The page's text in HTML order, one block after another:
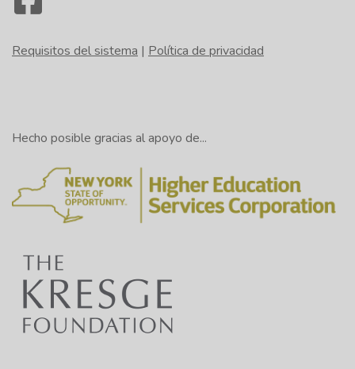
Requisitos del sistema | Política de privacidad
Hecho posible gracias al apoyo de...